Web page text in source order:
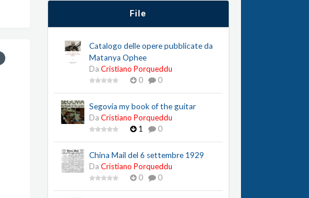
File
Catalogo delle opere pubblicate da
Matanya Ophee
Da Cristiano Porqueddu
0
0
Segovia my book of the guitar
Da Cristiano Porqueddu
1
0
China Mail del 6 settembre 1929
Da Cristiano Porqueddu
0
0